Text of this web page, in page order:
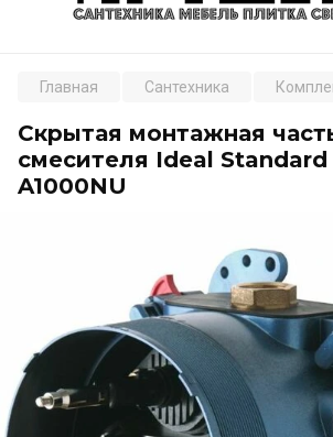
Главная Сантехника
Скрытая монтажная
смесителя Ideal Standard
A1000NU